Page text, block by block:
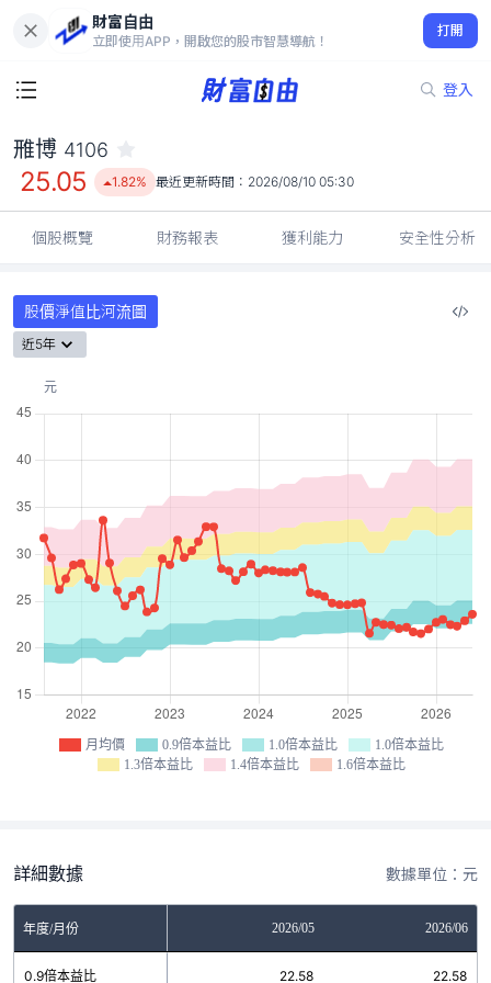
財富自由
立即使用APP，開啟您的股市智慧導航！
打開
登入
25.05
1.82%
雃博 4106
25.05 1.82% 最近更新時間： 2026/08/10 05:30
個股概覽 財務報表 獲利能力 安全性分析
股價淨值比河流圖
近5年
月均價 0.9倍本益比 1.0倍本益比
1.0倍本益比
1.3倍本益比
1.4倍本益比 1.6倍本益比
詳細數據 數據單位：元
年度/月份 2026/05 2026/06
0.9倍本益比 22.58 22.58